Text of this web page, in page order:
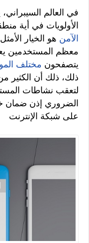
في العالم
الأولويات في أية
الآمن هو الخيار
معظم المستخدمين
يتصفحون مختلف
ذلك، ذلك أن الكثير
لتعقب نشاطات
الضروري إذن
على شبكة الإنترنت